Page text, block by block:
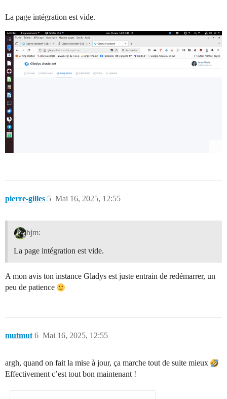
La page intégration est vide.
pierre-gilles Mai 16, 2025, 12:55
5
bjm:
La page intégration est vide.
A mon avis ton instance Gladys est juste entrain de redémarrer, un
peu de patience
mutmut Mai 16, 2025, 12:55
6
argh, quand on fait la mise à jour, ça marche tout de suite mieux
Effectivement c’est tout bon maintenant !